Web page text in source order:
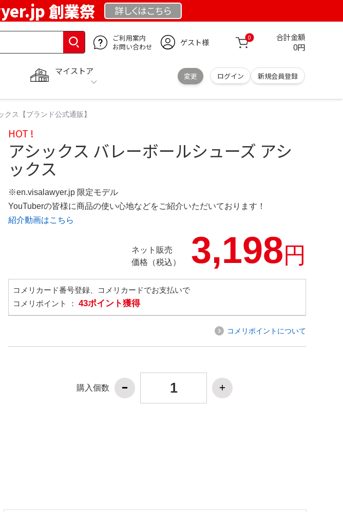
創業祭 詳しくはこちら
ご利用案内
お問い合わせ
ゲスト様 0 合計金額
0円
マイストア
変更 ログイン 新規会員登録
ス【ブランド公式通販】
HOT !
アシックス バレーボールシューズ アシ
ックス
※en.visalawyer.jp 限定モデル
YouTuberの皆様に商品の使い心地などをご紹介いただいております！
紹介動画はこちら
ネット販売
価格（税込）
3,198円
コメリカード番号登録、コメリカードでお支払いで
コメリポイント ： 43ポイント獲得
コメリポイントについて
購入個数